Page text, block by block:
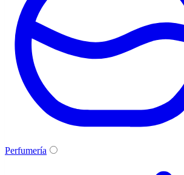
Perfumería